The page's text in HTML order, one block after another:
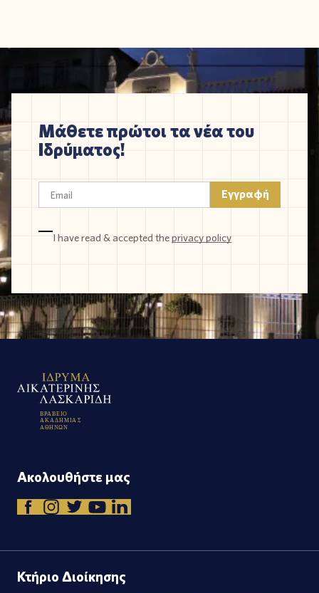
Μάθετε πρώτοι τα νέα του
Ιδρύματος!
I have read & accepted theprivacy policy
ΒΡΑΒΕΙΟ
ΑΚΑΔΗΜΙΑ Σ
Α ΘΗΝΩΝ
Ακολουθήστε μας
Κτήριο Διοίκησης